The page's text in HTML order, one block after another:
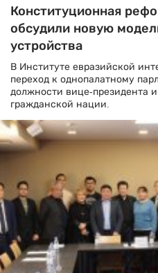
Конституционная
обсудили новую
устройства
В Институте евразийской
переход к однопалатному
должности вице-президента
гражданской нации.